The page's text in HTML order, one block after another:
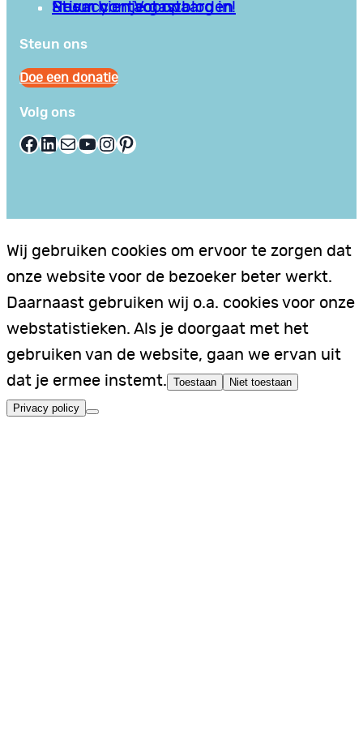
Privacy en Voorwaarden
Stuur hier je gastblog in!
Neem contact op
Steun ons
Doe een donatie
Volg ons
Facebook LinkedIn E-mail YouTube InstagramPinterest
Wij gebruiken cookies om ervoor te zorgen dat
onze website voor de bezoeker beter werkt.
Daarnaast gebruiken wij o.a. cookies voor onze
webstatistieken. Als je doorgaat met het
gebruiken van de website, gaan we ervan uit
dat je ermee instemt. Toestaan Niet toestaan
Privacy policy